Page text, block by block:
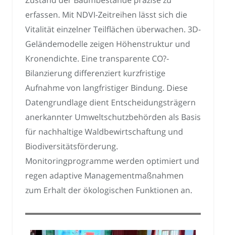
erfassen. Mit NDVI-Zeitreihen lässt sich die
Vitalität einzelner Teilflächen überwachen. 3D-
Geländemodelle zeigen Höhenstruktur und
Kronendichte. Eine transparente CO?-
Bilanzierung differenziert kurzfristige
Aufnahme von langfristiger Bindung. Diese
Datengrundlage dient Entscheidungsträgern
anerkannter Umweltschutzbehörden als Basis
für nachhaltige Waldbewirtschaftung und
Biodiversitätsförderung.
Monitoringprogramme werden optimiert und
regen adaptive Managementmaßnahmen
zum Erhalt der ökologischen Funktionen an.